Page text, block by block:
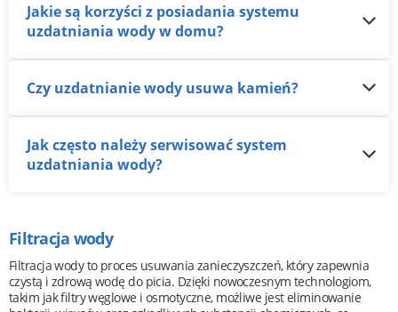
Jakie są korzyści z posiadania systemu
uzdatniania wody w domu?
Czy uzdatnianie wody usuwa kamień?
Jak często należy serwisować system
uzdatniania wody?
Filtracja wody
Filtracja wody to proces usuwania zanieczyszczeń, który zapewnia
czystą i zdrową wodę do picia. Dzięki nowoczesnym technologiom,
takim jak filtry węglowe i osmotyczne, możliwe jest eliminowanie